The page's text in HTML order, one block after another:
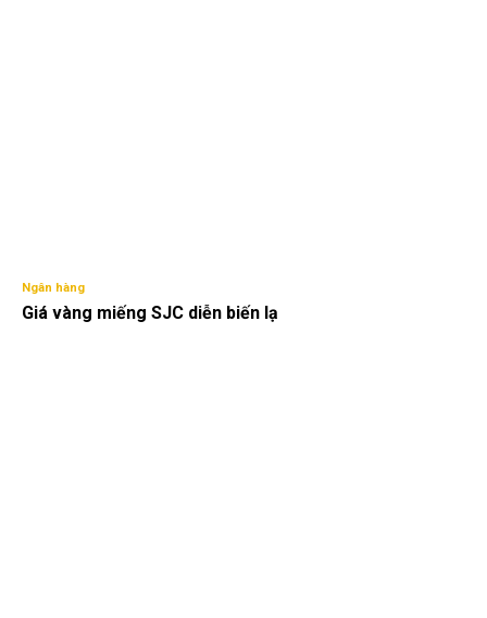
Ngân hàng
Giá vàng miếng SJC diễn biến lạ